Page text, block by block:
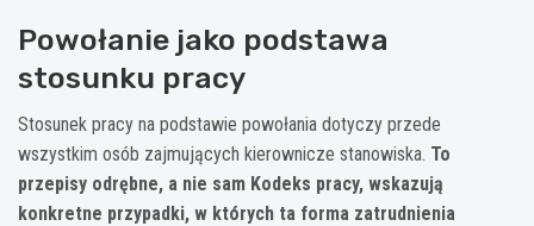
Powołanie jako podstawa
stosunku pracy
Stosunek pracy na podstawie powołania dotyczy przede
wszystkim osób zajmujących kierownicze stanowiska. To
przepisy odrębne, a nie sam Kodeks pracy, wskazują
konkretne przypadki, w których ta forma zatrudnienia